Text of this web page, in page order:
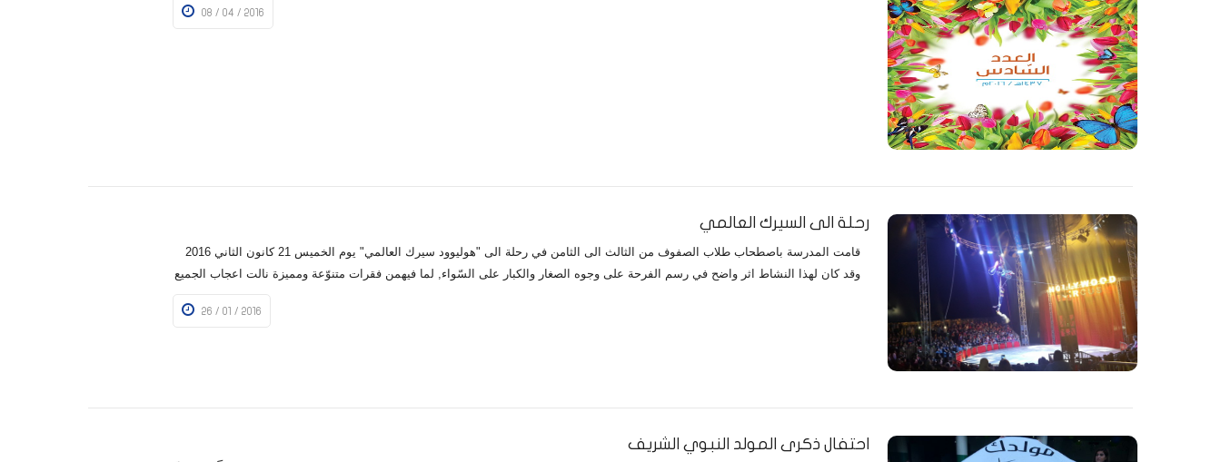
08 / 04 / 2016
رحلة الى السيرك العالمي
قامت المدرسة باصطحاب طلاب الصفوف من الثالث الى الثامن في رحلة الى "هوليوود سيرك العالمي" يوم الخميس 21 كانون الثاني 2016
وقد كان لهذا النشاط اثر واضح في رسم الفرحة على وجوه الصغار والكبار على السّواء, لما فيهمن فقرات متنوّعة ومميزة نالت اعجاب الجميع
26 / 01 / 2016
احتفال ذكرى المولد النبوي الشريف